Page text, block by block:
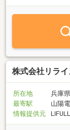
株式会社リラ
所在地
兵庫
最寄駅
山陽
情報提供元